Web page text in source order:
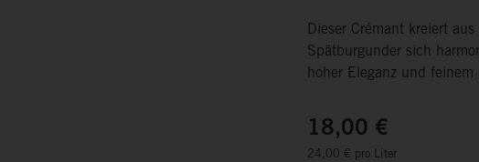
Dieser Crémant kreiert
Spätburgunder sich
hoher Eleganz und feinem
18,00 €
24,00 € pro Liter